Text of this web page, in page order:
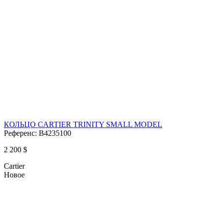
КОЛЬЦО CARTIER TRINITY SMALL MODEL
Референс: B4235100
2 200 $
Cartier
Новое